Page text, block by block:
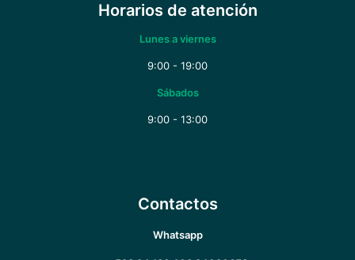
Horarios de atención
Lunes a viernes
9:00 - 19:00
Sábados
9:00 - 13:00
Contactos
Whatsapp